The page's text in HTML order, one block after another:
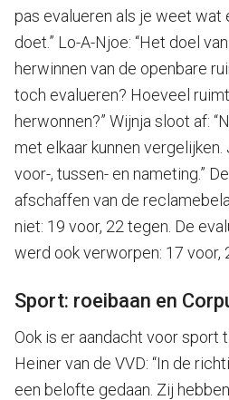
pas evalueren als je weet wat
doet.” Lo-A-Njoe: “Het doel
herwinnen van de openbare
toch evalueren? Hoeveel
herwonnen?” Wijnja sloot af:
met elkaar kunnen
voor-, tussen- en nameting.”
afschaffen van de
niet: 19 voor, 22 tegen. De
werd ook verworpen: 17 voor,
Sport: roeibaan en
Ook is er aandacht voor sport
Heiner van de VVD: “In de
een belofte gedaan. Zij